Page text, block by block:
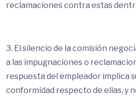
reclamaciones contra estas
3. El silencio de la comisión
a las impugnaciones o
respuesta del empleador implica
conformidad respecto de ellas, y